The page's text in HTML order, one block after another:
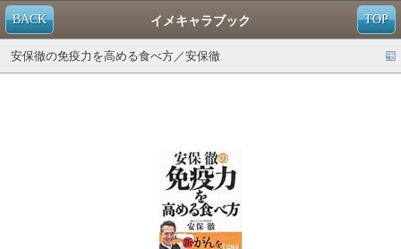
TOP
BACK イメキャラブック
安保徹の免疫力を高める食べ方／安保徹